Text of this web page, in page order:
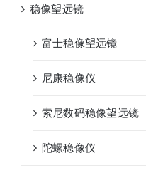
稳像望远镜
富士稳像望远镜
尼康稳像仪
索尼数码稳像望远镜
陀螺稳像仪